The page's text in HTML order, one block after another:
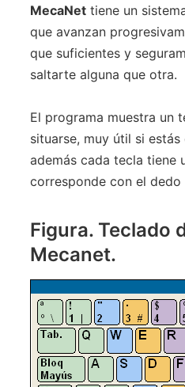
MecaNet tiene un
que avanzan
que suficientes y
saltarte alguna que otra.
El programa muestra un
situarse, muy útil si
además cada tecla tiene
corresponde con el
Figura. Teclado
Mecanet.